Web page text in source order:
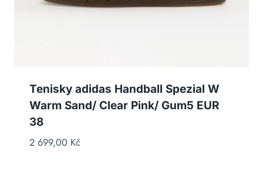
Tenisky adidas Handball Spezial W
Warm Sand/ Clear Pink/ Gum5 EUR
38
2 699,00 Kč